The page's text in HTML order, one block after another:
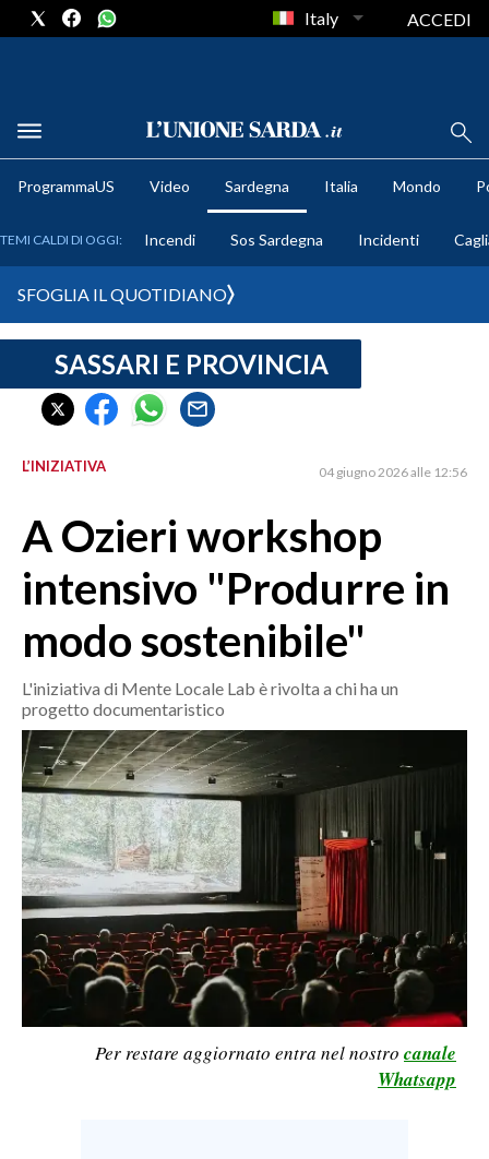
METEO
CRONACA SARDEGNA
CAGLIARI
SULCIS IGLESIENTE
ORISTANO E PROVINCIA
GALLURA
NUORO E PROVINCIA
OGLIASTRA
AGENDA
CRONACA
ITALIA
MONDO
POLITICA
ECONOMIA
SERVIZI ALLE IMPRESE
LAVORO
Italy ACCEDI
ProgrammaUS Video Sardegna Italia Mondo
TEMI CALDI DI OGGI: Incendi Sos Sardegna Incidenti
SFOGLIA IL QUOTIDIANO
SASSARI E PROVINCIA
L’INIZIATIVA 04 giugno 2026 alle 12:56
A Ozieri workshop
intensivo "Produrre in
modo sostenibile"
L'iniziativa di Mente Locale Lab è rivolta a chi ha un
progetto documentaristico
Per restare aggiornato entra nel nostro canale
Whatsapp